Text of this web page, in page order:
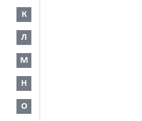
К
Л
М
Н
О